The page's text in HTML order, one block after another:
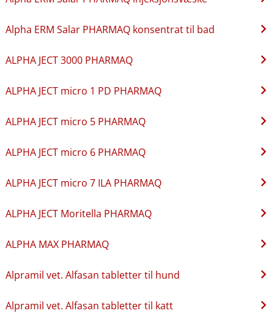
Alpha ERM Salar PHARMAQ konsentrat til bad
ALPHA JECT 3000 PHARMAQ
ALPHA JECT micro 1 PD PHARMAQ
ALPHA JECT micro 5 PHARMAQ
ALPHA JECT micro 6 PHARMAQ
ALPHA JECT micro 7 ILA PHARMAQ
ALPHA JECT Moritella PHARMAQ
ALPHA MAX PHARMAQ
Alpramil vet. Alfasan tabletter til hund
Alpramil vet. Alfasan tabletter til katt